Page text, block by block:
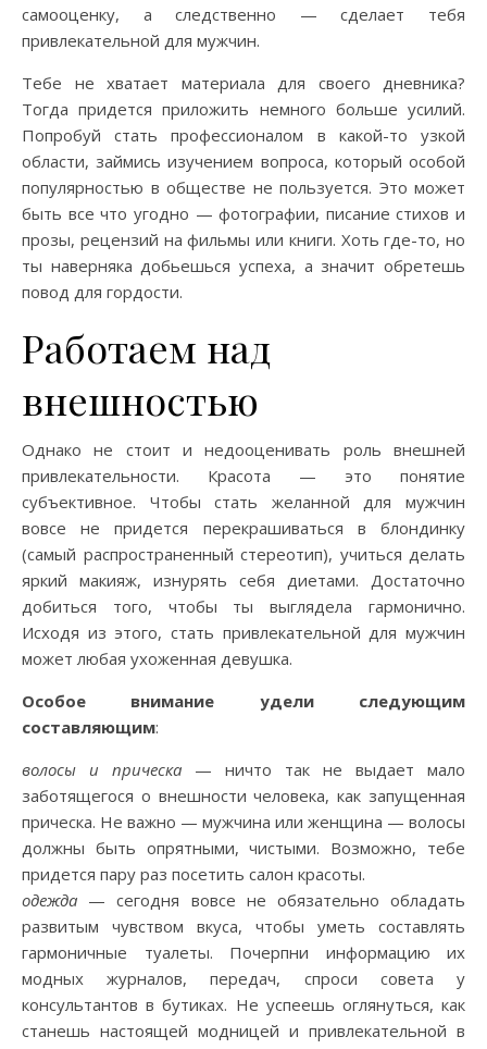
самооценку, а следственно — сделает тебя
привлекательной для мужчин.
Тебе не хватает материала для своего дневника?
Тогда придется приложить немного больше усилий.
Попробуй стать профессионалом в какой-то узкой
области, займись изучением вопроса, который особой
популярностью в обществе не пользуется. Это может
быть все что угодно — фотографии, писание стихов и
прозы, рецензий на фильмы или книги. Хоть где-то, но
ты наверняка добьешься успеха, а значит обретешь
повод для гордости.
Работаем над
внешностью
Однако не стоит и недооценивать роль внешней
привлекательности. Красота — это понятие
субъективное. Чтобы стать желанной для мужчин
вовсе не придется перекрашиваться в блондинку
(самый распространенный стереотип), учиться делать
яркий макияж, изнурять себя диетами. Достаточно
добиться того, чтобы ты выглядела гармонично.
Исходя из этого, стать привлекательной для мужчин
может любая ухоженная девушка.
Особое внимание удели следующим
составляющим:
волосы и прическа — ничто так не выдает мало
заботящегося о внешности человека, как запущенная
прическа. Не важно — мужчина или женщина — волосы
должны быть опрятными, чистыми. Возможно, тебе
придется пару раз посетить салон красоты.
одежда — сегодня вовсе не обязательно обладать
развитым чувством вкуса, чтобы уметь составлять
гармоничные туалеты. Почерпни информацию их
модных журналов, передач, спроси совета у
консультантов в бутиках. Не успеешь оглянуться, как
станешь настоящей модницей и привлекательной в